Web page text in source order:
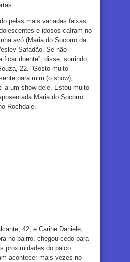
pelas mais variadas faixas
e idosos caíram no
avó (Maria do Socorro da
Safadão. Se não
doente”, disse, sorrindo,
22. “Gosto muito
para mim (o show),
a um show dele. Estou muito
Maria do Socorro.
Rochdale.
42, e Carine Daniele,
no bairro, chegou cedo para
proximidades do palco.
acontecer mais vezes no